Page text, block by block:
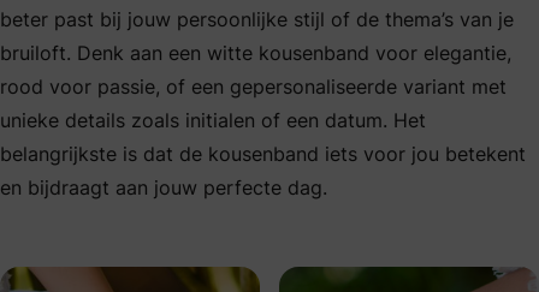
beter past bij jouw persoonlijke stijl of de thema’s van je
bruiloft. Denk aan een witte kousenband voor elegantie,
rood voor passie, of een gepersonaliseerde variant met
unieke details zoals initialen of een datum. Het
belangrijkste is dat de kousenband iets voor jou betekent
en bijdraagt aan jouw perfecte dag.